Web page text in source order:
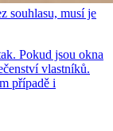
souhlasu, musí je
Pokud jsou okna
vlastníků.
případě i